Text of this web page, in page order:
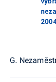
G.